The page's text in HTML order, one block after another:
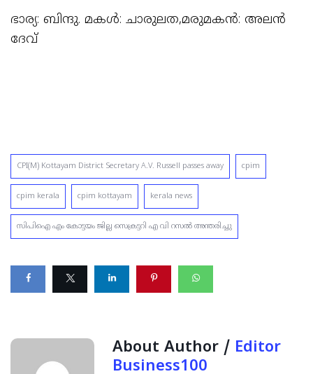
ഭാര്യ: ബിന്ദു. മകൾ: ചാരുലത,മരുമകൻ: അലൻ
ദേവ്
CPI(M) Kottayam District Secretary A.V. Russell passes away cpim
cpim kerala cpim kottayam kerala news
സിപിഐ എം കോട്ടയം ജില്ല സെക്രട്ടറി എ വി റസൽ അന്തരിച്ചു
About Author / Editor
Business100